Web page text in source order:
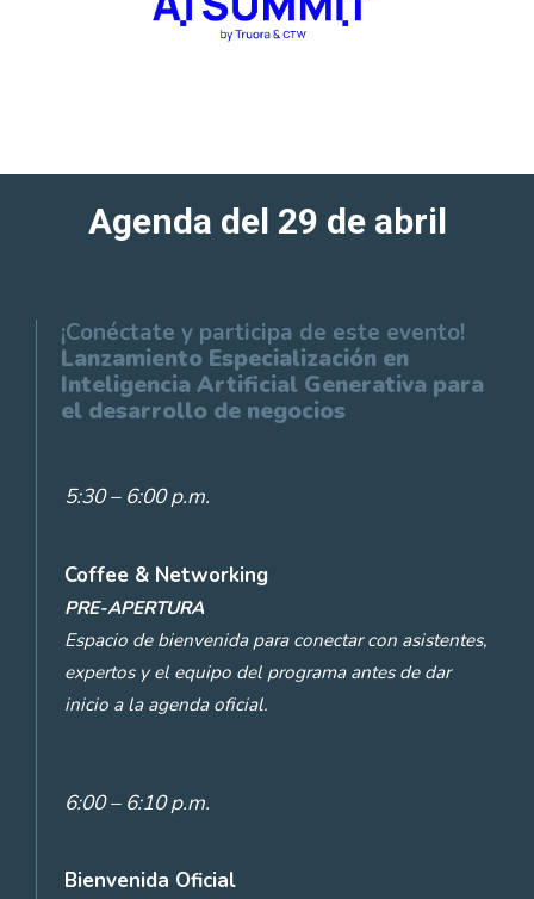
Agenda del 29 de abril
¡Conéctate y participa de este evento!
Lanzamiento Especialización en
Inteligencia Artificial Generativa para
el desarrollo de negocios
5:30 – 6:00 p.m.
Coffee & Networking
PRE-APERTURA
Espacio de bienvenida para conectar con asistentes,
expertos y el equipo del programa antes de dar
inicio a la agenda oficial.
6:00 – 6:10 p.m.
Bienvenida Oficial